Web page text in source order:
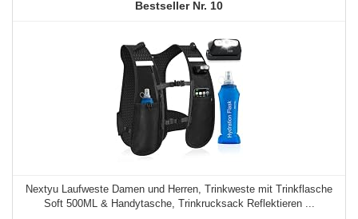
10
Nextyu Laufweste Damen und Herren, Trinkweste mit Trinkflasche
Soft 500ML & Handytasche, Trinkrucksack Reflektieren ...